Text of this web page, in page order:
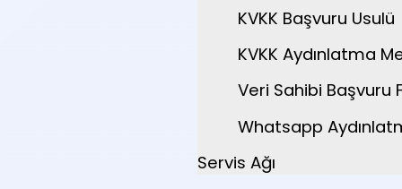
KVKK Başvuru Usulü
KVKK Aydınlatma
Veri Sahibi Başvuru
Whatsapp
Servis Ağı